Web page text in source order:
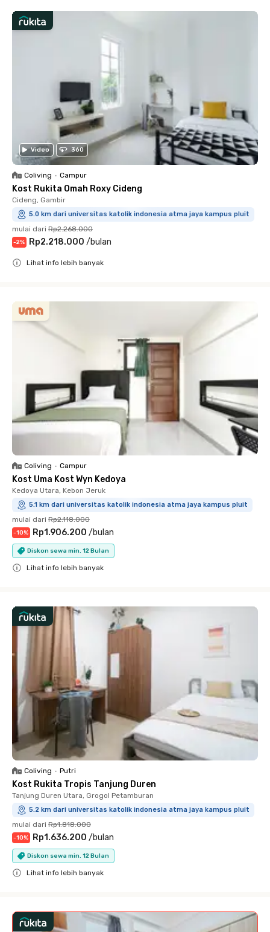
Video 360
Coliving • Campur
Kost Rukita Omah Roxy Cideng
Cideng, Gambir
5.0 km dari universitas katolik indonesia atma jaya kampus pluit
mulai dari Rp2.268.000
-2% Rp2.218.000 /bulan
Lihat info lebih banyak
Coliving • Campur
Kost Uma Kost Wyn Kedoya
Kedoya Utara, Kebon Jeruk
5.1 km dari universitas katolik indonesia atma jaya kampus pluit
mulai dari Rp2.118.000
-10% Rp1.906.200 /bulan
Diskon sewa min. 12 Bulan
Lihat info lebih banyak
Coliving • Putri
Kost Rukita Tropis Tanjung Duren
Tanjung Duren Utara, Grogol Petamburan
5.2 km dari universitas katolik indonesia atma jaya kampus pluit
mulai dari Rp1.818.000
-10% Rp1.636.200 /bulan
Diskon sewa min. 12 Bulan
Lihat info lebih banyak